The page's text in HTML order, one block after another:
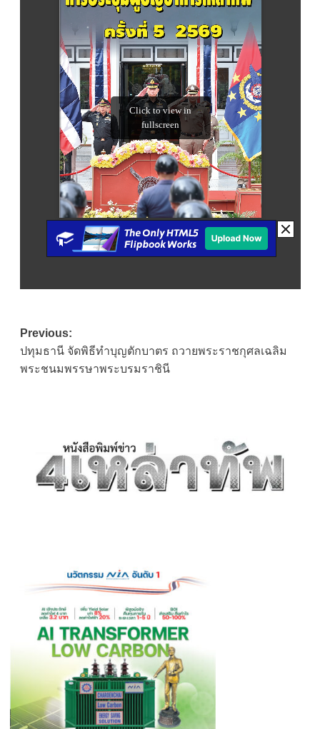
Post
navigation
Previous:
ปทุมธานี จัดพิธีทำบุญตักบาตร ถวายพระราชกุศลเฉลิม
พระชนมพรรษาพระบรมราชินี